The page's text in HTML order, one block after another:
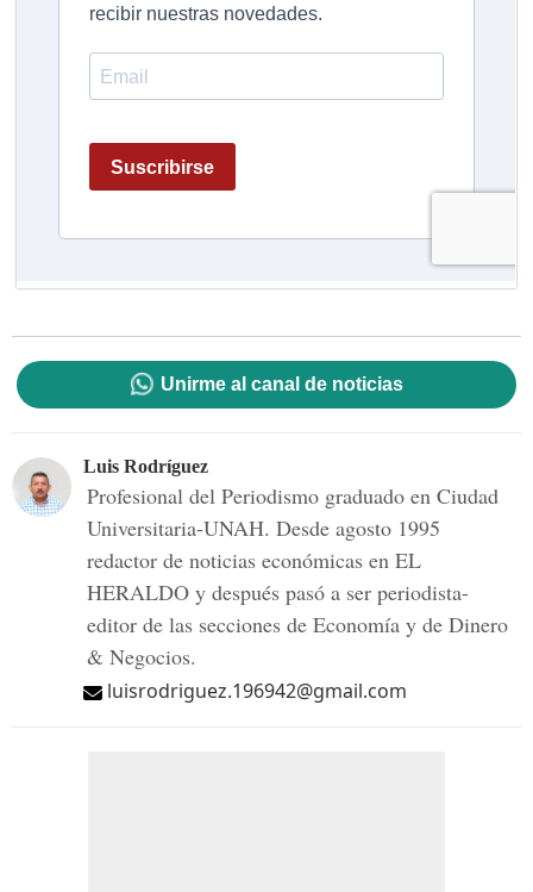
Unirme al canal de noticias
Luis Rodríguez
Profesional del Periodismo graduado en Ciudad
Universitaria-UNAH. Desde agosto 1995
redactor de noticias económicas en EL
HERALDO y después pasó a ser periodista-
editor de las secciones de Economía y de Dinero
& Negocios.
luisrodriguez.196942@gmail.com